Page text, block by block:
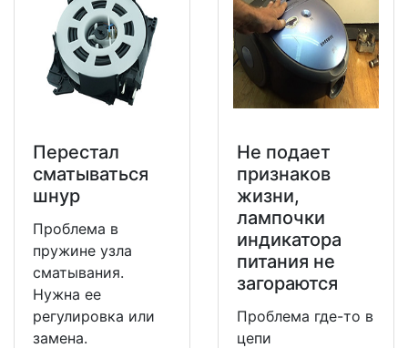
Перестал
сматываться
шнур
Проблема в
пружине узла
сматывания.
Нужна ее
регулировка или
замена.
Не подает
признаков
жизни,
лампочки
индикатора
питания не
загораются
Проблема где-то в
цепи